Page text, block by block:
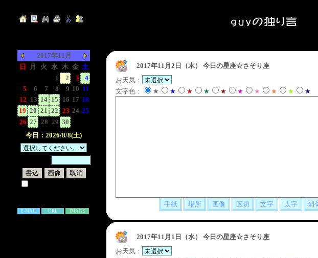
2017年11月
日
月 火 水 木 金 土
1 2 3
4
5
6 7 8 9 10 11
12 13 14 15 16 17 18
19 20 21 22 23 24 25
26 27 28 29 30
今日：2026/8/8(土)
E-MAIL URL IMAGE
2017年11月2日（木）
今日の星座☆さそり座
お天気：
文字色：
★ ★ ★ ★ ★ ★ ★ ★ ★ ★
2017年11月1日（水）
今日の星座☆さそり座
お天気：